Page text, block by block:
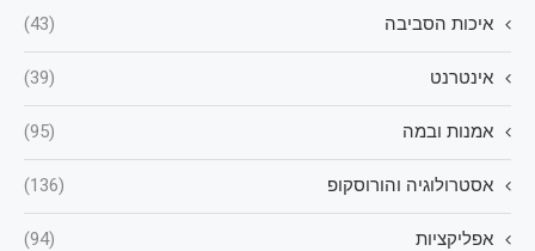
איכות הסביבה (43)
אינטרנט (39)
אמנות ובמה (95)
אסטרולוגיה והורוסקופ (136)
אפליקציות (94)